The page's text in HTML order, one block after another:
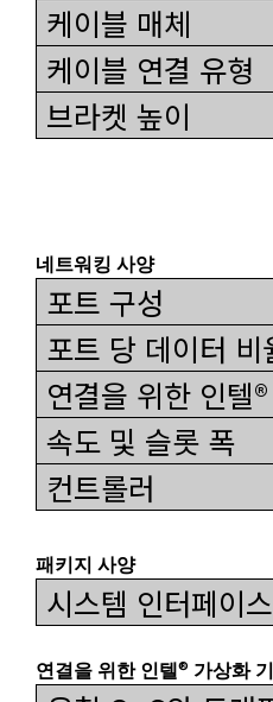
케이블 매체
케이블 연결 유형
브라켓 높이
네트워킹 사양
포트 구성
포트 당 데이터 비
연결을 위한 인텔
속도 및 슬롯 폭
컨트롤러
패키지 사양
시스템 인터페이
연결을 위한 인텔® 가상화